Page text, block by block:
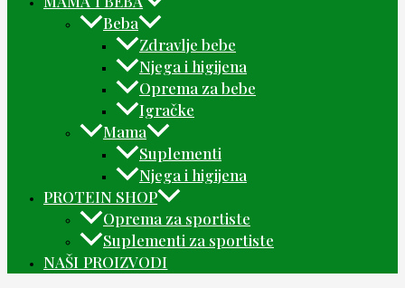
Beba
Zdravlje bebe
Njega i higijena
Oprema za bebe
Igračke
Mama
Suplementi
Njega i higijena
PROTEIN SHOP
Oprema za sportiste
Suplementi za sportiste
NAŠI PROIZVODI